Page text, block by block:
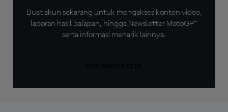
Buat akun sekarang untuk mengakses konten video,
laporan hasil balapan, hingga Newsletter MotoGP™
serta informasi menarik lainnya.